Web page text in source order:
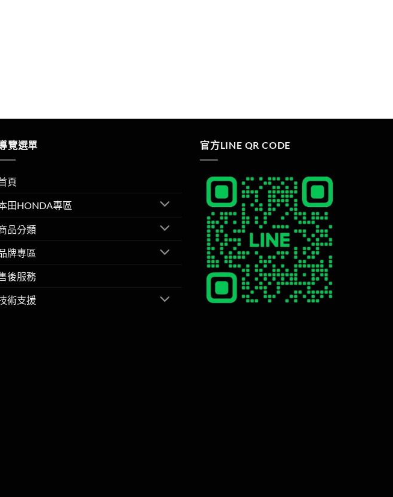
覽選單
頁
田HONDA專區
品分類
牌專區
後服務
術支援
官方LINE QR CODE